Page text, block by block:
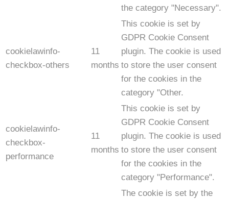
the category "Necessary".
cookielawinfo-
checkbox-others
11
months
This cookie is set by
GDPR Cookie Consent
plugin. The cookie is used
to store the user consent
for the cookies in the
category "Other.
cookielawinfo-
checkbox-
performance
11
months
This cookie is set by
GDPR Cookie Consent
plugin. The cookie is used
to store the user consent
for the cookies in the
category "Performance".
The cookie is set by the